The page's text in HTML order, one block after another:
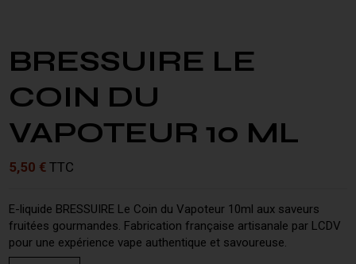
BRESSUIRE LE
COIN DU
VAPOTEUR 10 ML
5,50 €TTC
E-liquide BRESSUIRE Le Coin du Vapoteur 10ml aux saveurs
fruitées gourmandes. Fabrication française artisanale par LCDV
pour une expérience vape authentique et savoureuse.